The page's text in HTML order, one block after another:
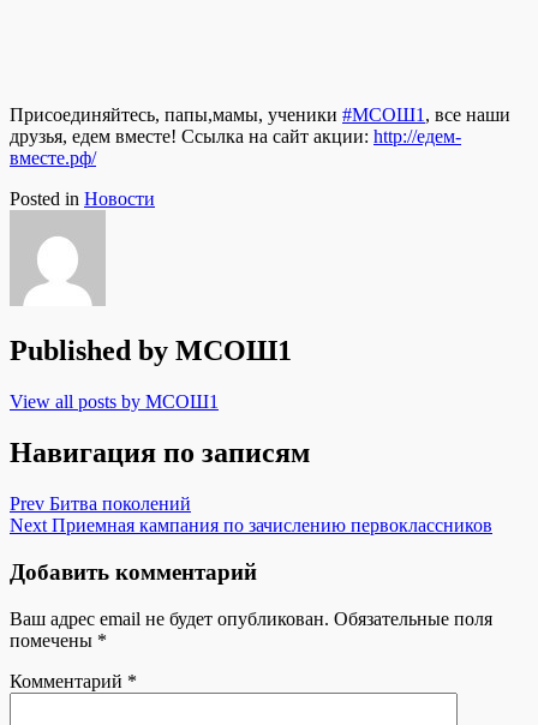
Присоединяйтесь, папы,мамы, ученики #МСОШ1, все наши
друзья, едем вместе! Ссылка на сайт акции: http://едем-
вместе.рф/
Posted in Новости
Published by МСОШ1
View all posts by МСОШ1
Навигация по записям
Prev Битва поколений
Next Приемная кампания по зачислению первоклассников
Добавить комментарий
Ваш адрес email не будет опубликован. Обязательные поля
помечены *
Комментарий *